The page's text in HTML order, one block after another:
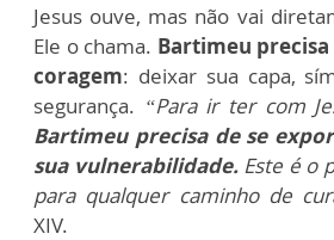
Jesus ouve, mas não vai
Ele o chama. Bartimeu
coragem: deixar sua capa,
segurança. “Para ir ter com
Bartimeu precisa de se
sua vulnerabilidade.Este é o
para qualquer caminho de
XIV.